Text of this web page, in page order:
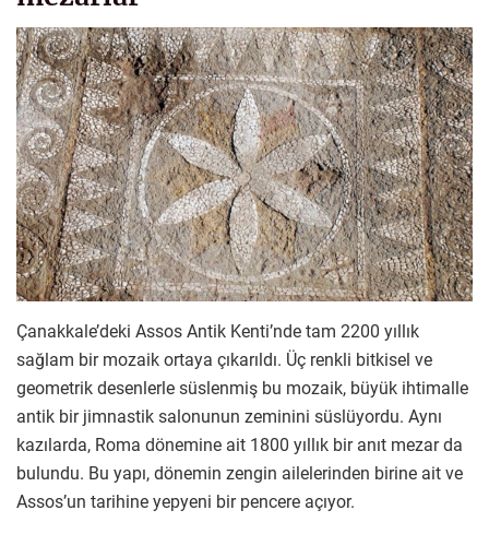
Çanakkale’deki Assos Antik Kenti’nde tam 2200 yıllık
sağlam bir mozaik ortaya çıkarıldı. Üç renkli bitkisel ve
geometrik desenlerle süslenmiş bu mozaik, büyük ihtimalle
antik bir jimnastik salonunun zeminini süslüyordu. Aynı
kazılarda, Roma dönemine ait 1800 yıllık bir anıt mezar da
bulundu. Bu yapı, dönemin zengin ailelerinden birine ait ve
Assos’un tarihine yepyeni bir pencere açıyor.